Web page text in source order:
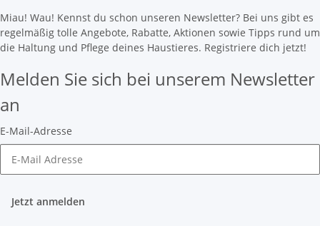
Miau! Wau! Kennst du schon unseren Newsletter? Bei uns gibt es
regelmäßig tolle Angebote, Rabatte, Aktionen sowie Tipps rund um
die Haltung und Pflege deines Haustieres. Registriere dich jetzt!
Melden Sie sich bei unserem Newsletter
an
E-Mail-Adresse
Jetzt anmelden